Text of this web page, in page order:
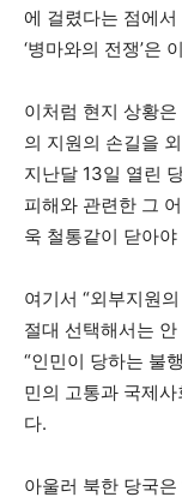
에 걸렸다는 점에
‘병마와의 전쟁’은
이처럼 현지 상황
의 지원의 손길을
지난달 13일 열린
피해와 관련한 그
욱 철통같이 닫아
여기서 “외부지원
절대 선택해서는
“인민이 당하는 불
민의 고통과 국제
다.
아울러 북한 당국